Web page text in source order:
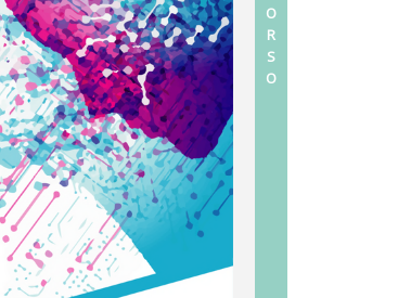
O
R
S
O